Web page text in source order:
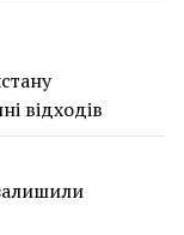
відходів